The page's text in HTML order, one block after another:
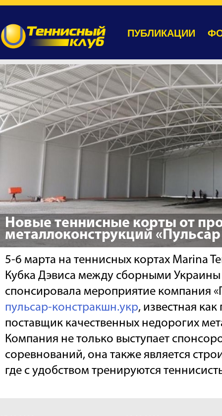
ПУБЛИКАЦИИ
Новые теннисные корты от
металлоконструкций
5-6 марта на теннисных кортах Marina
Кубка Дэвиса между сборными
спонсировала мероприятие компания
пульсар-констракшн.укр, известная
поставщик качественных недорогих
Компания не только выступает
соревнований, она также является
где с удобством тренируются